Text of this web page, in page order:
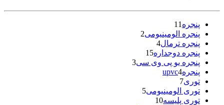
پنجره 11
پنجره الومینیومی2
پنجره ترمال4
پنجره دوجداره15
پنجره یو پی وی سی3
پنجرهupvc4
توری7
توری الومینیومی5
توری پلیسه10